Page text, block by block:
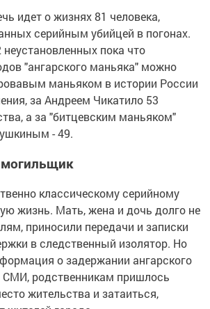
идет о жизнях 81 человека,
серийным убийцей в погонах.
пока что
"ангарского маньяка" можно
маньяком в истории России
за Андреем Чикатило 53
а за "битцевским маньяком"
- 49.
классическому серийному
жизнь. Мать, жена и дочь долго не
приносили передачи и записки
в следственный изолятор. Но
о задержании ангарского
СМИ, родственникам пришлось
жительства и затаиться,